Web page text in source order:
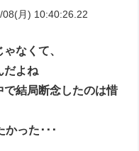
08(月) 10:40:26.22
なくて、
だよね
で結局断念したのは惜
かった･･･